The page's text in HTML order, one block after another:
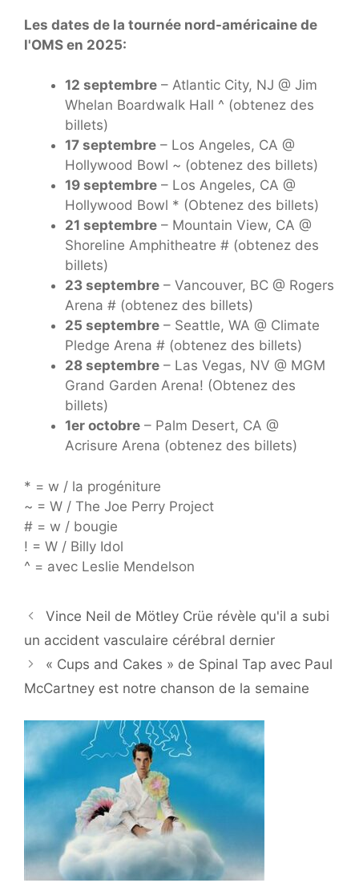
Les dates de la tournée nord-américaine de
l'OMS en 2025:
12 septembre – Atlantic City, NJ @ Jim
Whelan Boardwalk Hall ^ (obtenez des
billets)
17 septembre – Los Angeles, CA @
Hollywood Bowl ~ (obtenez des billets)
19 septembre – Los Angeles, CA @
Hollywood Bowl * (Obtenez des billets)
21 septembre – Mountain View, CA @
Shoreline Amphitheatre # (obtenez des
billets)
23 septembre – Vancouver, BC @ Rogers
Arena # (obtenez des billets)
25 septembre – Seattle, WA @ Climate
Pledge Arena # (obtenez des billets)
28 septembre – Las Vegas, NV @ MGM
Grand Garden Arena! (Obtenez des
billets)
1er octobre – Palm Desert, CA @
Acrisure Arena (obtenez des billets)
* = w / la progéniture
~ = W / The Joe Perry Project
# = w / bougie
! = W / Billy Idol
^ = avec Leslie Mendelson
Vince Neil de Mötley Crüe révèle qu'il a subi
un accident vasculaire cérébral dernier
« Cups and Cakes » de Spinal Tap avec Paul
McCartney est notre chanson de la semaine